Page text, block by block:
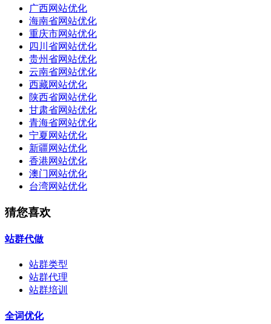
广西网站优化
海南省网站优化
重庆市网站优化
四川省网站优化
贵州省网站优化
云南省网站优化
西藏网站优化
陕西省网站优化
甘肃省网站优化
青海省网站优化
宁夏网站优化
新疆网站优化
香港网站优化
澳门网站优化
台湾网站优化
猜您喜欢
站群代做
站群类型
站群代理
站群培训
全词优化